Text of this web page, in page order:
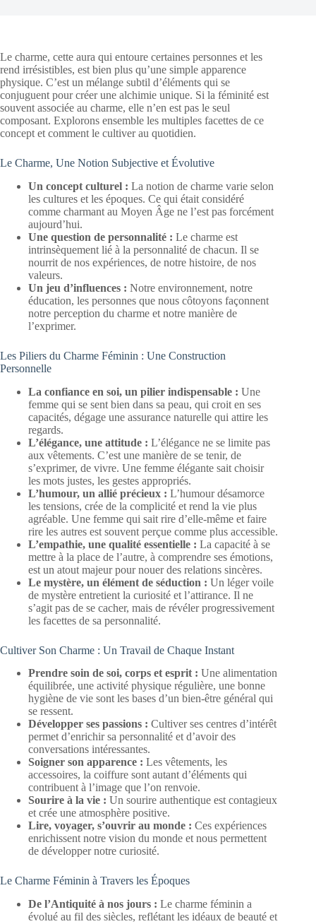
Le charme, cette aura qui entoure certaines personnes et les
rend irrésistibles, est bien plus qu’une simple apparence
physique. C’est un mélange subtil d’éléments qui se
conjuguent pour créer une alchimie unique. Si la féminité est
souvent associée au charme, elle n’en est pas le seul
composant. Explorons ensemble les multiples facettes de ce
concept et comment le cultiver au quotidien.
Le Charme, Une Notion Subjective et Évolutive
Un concept culturel : La notion de charme varie selon
les cultures et les époques. Ce qui était considéré
comme charmant au Moyen Âge ne l’est pas forcément
aujourd’hui.
Une question de personnalité : Le charme est
intrinsèquement lié à la personnalité de chacun. Il se
nourrit de nos expériences, de notre histoire, de nos
valeurs.
Un jeu d’influences : Notre environnement, notre
éducation, les personnes que nous côtoyons façonnent
notre perception du charme et notre manière de
l’exprimer.
Les Piliers du Charme Féminin : Une Construction
Personnelle
La confiance en soi, un pilier indispensable : Une
femme qui se sent bien dans sa peau, qui croit en ses
capacités, dégage une assurance naturelle qui attire les
regards.
L’élégance, une attitude : L’élégance ne se limite pas
aux vêtements. C’est une manière de se tenir, de
s’exprimer, de vivre. Une femme élégante sait choisir
les mots justes, les gestes appropriés.
L’humour, un allié précieux : L’humour désamorce
les tensions, crée de la complicité et rend la vie plus
agréable. Une femme qui sait rire d’elle-même et faire
rire les autres est souvent perçue comme plus accessible.
L’empathie, une qualité essentielle : La capacité à se
mettre à la place de l’autre, à comprendre ses émotions,
est un atout majeur pour nouer des relations sincères.
Le mystère, un élément de séduction : Un léger voile
de mystère entretient la curiosité et l’attirance. Il ne
s’agit pas de se cacher, mais de révéler progressivement
les facettes de sa personnalité.
Cultiver Son Charme : Un Travail de Chaque Instant
Prendre soin de soi, corps et esprit : Une alimentation
équilibrée, une activité physique régulière, une bonne
hygiène de vie sont les bases d’un bien-être général qui
se ressent.
Développer ses passions : Cultiver ses centres d’intérêt
permet d’enrichir sa personnalité et d’avoir des
conversations intéressantes.
Soigner son apparence : Les vêtements, les
accessoires, la coiffure sont autant d’éléments qui
contribuent à l’image que l’on renvoie.
Sourire à la vie : Un sourire authentique est contagieux
et crée une atmosphère positive.
Lire, voyager, s’ouvrir au monde : Ces expériences
enrichissent notre vision du monde et nous permettent
de développer notre curiosité.
Le Charme Féminin à Travers les Époques
De l’Antiquité à nos jours : Le charme féminin a
évolué au fil des siècles, reflétant les idéaux de beauté et